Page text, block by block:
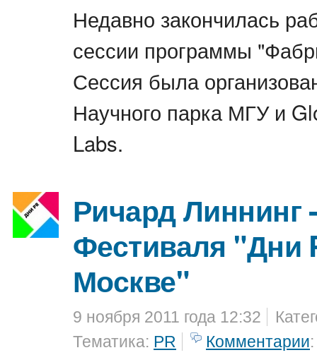
Недавно закончилась
сессии программы
Сессия была
Научного парка МГУ и
Labs.
Ричард Линнинг
Фестиваля "Дни
Москве"
9 ноября 2011 года 12:32
Тематика: PR Комментарии